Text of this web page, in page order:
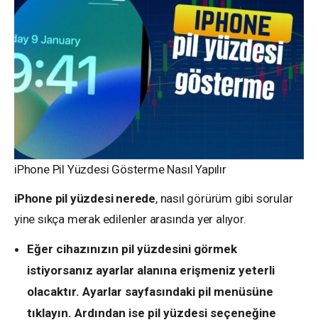
iPhone Pil Yüzdesi Gösterme Nasıl Yapılır
iPhone pil yüzdesi nerede, nasıl görürüm gibi sorular
yine sıkça merak edilenler arasında yer alıyor.
Eğer cihazınızın pil yüzdesini görmek
istiyorsanız ayarlar alanına erişmeniz yeterli
olacaktır. Ayarlar sayfasındaki pil menüsüne
tıklayın. Ardından ise pil yüzdesi seçeneğine